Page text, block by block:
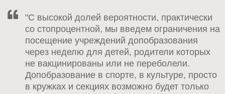
"С высокой долей вероятности, практически
со стопроцентной, мы введем ограничения на
посещение учреждений допобразования
через неделю для детей, родители которых
не вакцинированы или не переболели.
Допобразование в спорте, в культуре, просто
в кружках и секциях возможно будет только